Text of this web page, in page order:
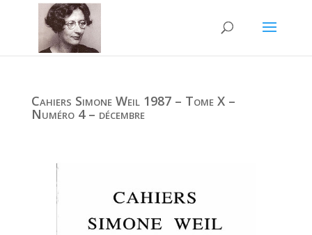
Cahiers Simone Weil 1987 – Tome X –
Numéro 4 – décembre